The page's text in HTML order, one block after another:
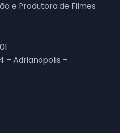
e Produtora de Filmes
– Adrianópolis –